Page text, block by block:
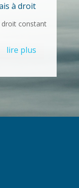
à droit
constant
lire plus